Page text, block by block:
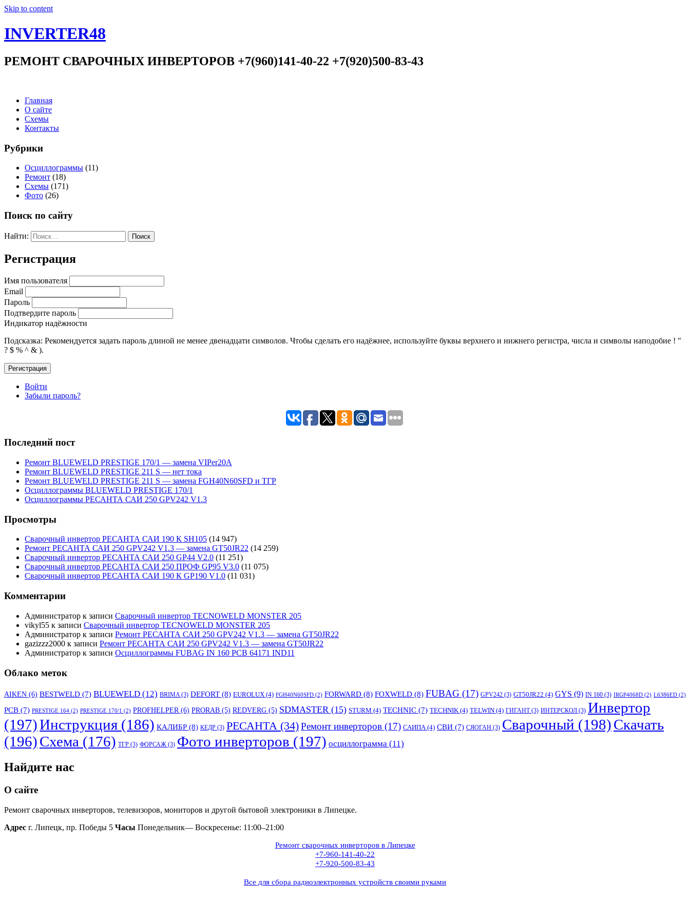
Skip to content
INVERTER48
РЕМОНТ СВАРОЧНЫХ ИНВЕРТОРОВ +7(960)141-40-22 +7(920)500-83-43
Главная
О сайте
Схемы
Контакты
Рубрики
Осциллограммы (11)
Ремонт (18)
Схемы (171)
Фото (26)
Поиск по сайту
Найти:
Регистрация
Имя пользователя
Email
Пароль
Подтвердите пароль
Индикатор надёжности
Подсказка: Рекомендуется задать пароль длиной не менее двенадцати символов. Чтобы сделать его надёжнее, используйте буквы верхнего и нижнего регистра, числа и символы наподобие ! "
? $ % ^ & ).
Регистрация
Войти
Забыли пароль?
Последний пост
Ремонт BLUEWELD PRESTIGE 170/1 — замена VIPer20A
Ремонт BLUEWELD PRESTIGE 211 S — нет тока
Ремонт BLUEWELD PRESTIGE 211 S — замена FGH40N60SFD и ТГР
Осциллограммы BLUEWELD PRESTIGE 170/1
Осциллограммы РЕСАНТА САИ 250 GPV242 V1.3
Просмотры
Сварочный инвертор РЕСАНТА САИ 190 К SH105 (14 947)
Ремонт РЕСАНТА САИ 250 GPV242 V1.3 — замена GT50JR22 (14 259)
Сварочный инвертор РЕСАНТА САИ 250 GP44 V2.0 (11 251)
Сварочный инвертор РЕСАНТА САИ 250 ПРОФ GP95 V3.0 (11 075)
Сварочный инвертор РЕСАНТА САИ 190 К GP190 V1.0 (11 031)
Комментарии
Администратор к записи Сварочный инвертор TECNOWELD MONSTER 205
vikyl55 к записи Сварочный инвертор TECNOWELD MONSTER 205
Администратор к записи Ремонт РЕСАНТА САИ 250 GPV242 V1.3 — замена GT50JR22
gazizzz2000 к записи Ремонт РЕСАНТА САИ 250 GPV242 V1.3 — замена GT50JR22
Администратор к записи Осциллограммы FUBAG IN 160 PCB 64171 IND11
Облако меток
AIKEN (6) BESTWELD (7) BLUEWELD (12) BRIMA(3) DEFORT (8) EUROLUX (4) FGH40N60SFD (2) FORWARD (8) FOXWELD (8) FUBAG (17) GPV242 (3) GT50JR22 (4) GYS (9) IN 160 (3) IRGP4068D (2) L6386ED (2)
PCB (7) PRESTIGE 164 (2) PRESTIGE 170/1 (2) PROFHELPER(6) PRORAB (5) REDVERG (5) SDMASTER (15) STURM (4) TECHNIC (7) TECHNIK (4) TELWIN (4) ГИГАНТ(3) ИНТЕРСКОЛ (3) Инвертор
(197)Инструкция (186) КАЛИБР (8) КЕДР (3) РЕСАНТА (34)Ремонт инверторов (17) САИПА(4) СВИ (7) СЯОГАН (3) Сварочный (198)Скачать
(196)Схема (176) ТГР (3) ФОРСАЖ (3) Фото инверторов (197) осциллограмма (11)
Найдите нас
О сайте
Ремонт сварочных инверторов, телевизоров, мониторов и другой бытовой электроники в Липецке.
Адрес г. Липецк, пр. Победы 5 Часы Понедельник— Воскресенье: 11:00–21:00
Ремонт сварочных инверторов в Липецке
+7-960-141-40-22
+7-920-500-83-43
Все для сбора радиоэлектронных устройств своими руками